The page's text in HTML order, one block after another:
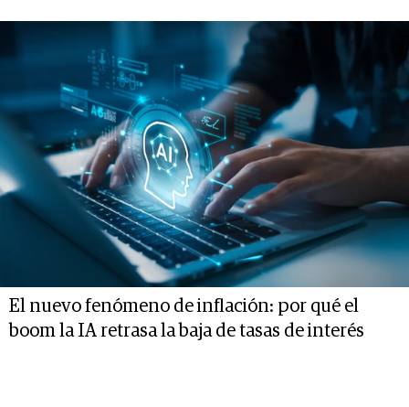
El nuevo fenómeno de inflación: por qué el
boom la IA retrasa la baja de tasas de interés